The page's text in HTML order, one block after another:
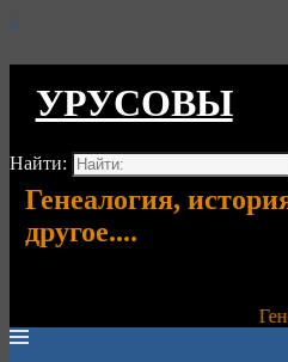
↓
УРУСОВЫ
Найти:
Генеалогия,
другое....